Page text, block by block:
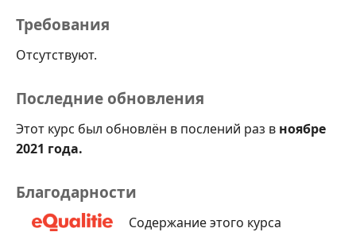
Требования
Отсутствуют.
Последние обновления
Этот курс был обновлён в послений раз в ноябре
2021 года.
Благодарности
Содержание этого курса